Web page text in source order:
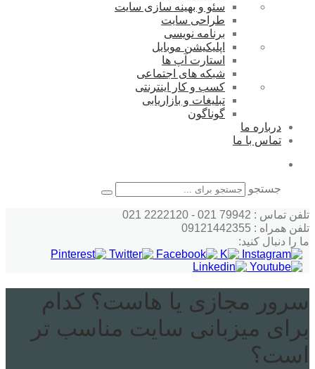
سئو و بهینه سازی سایت
طراحی سایت
برنامه نویسی
اپلیکیشن موبایل
استارت آپ ها
شبکه های اجتماعی
کسب و کار اینترنتی
تبلیغات و بازاریابی
گوناگون
درباره ما
تماس با ما
جستجو
تلفن تماس : 79942 021 - 2222120 021
تلفن همراه : 09121442355
ما را دنبال کنید:
سرور مجازی یا هاست؟ کدام
برای میزبانی سایت مناسب تر
است؟